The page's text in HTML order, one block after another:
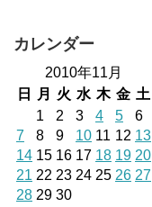
カレンダー
2010年11月
日
月 火 水 木 金 土
1
2 3 4 5
6
7
8 9 10 11 12 13
14 15 16 17 18 19 20
21 22 23 24 25 26 27
28 29 30